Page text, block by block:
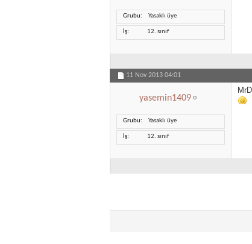
Grubu Yasaklı üye
İş 12. sınıf
11 Nov 2013 04:01
yasemin1409
Grubu Yasaklı üye
İş 12. sınıf